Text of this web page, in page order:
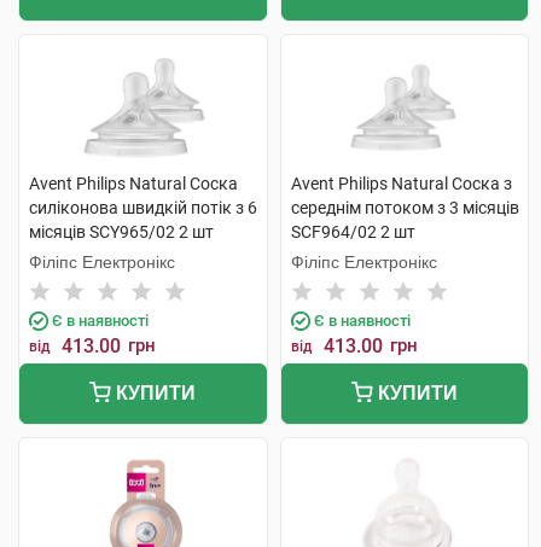
Avent Philips Natural Соска
силіконова швидкій потік з 6
місяців SCY965/02 2 шт
Філіпс Електронікс
Є в наявності
від 413.00 грн
КУПИТИ
Avent Philips Natural Соска з
середнім потоком з 3 місяців
SCF964/02 2 шт
Філіпс Електронікс
Є в наявності
від 413.00 грн
КУПИТИ